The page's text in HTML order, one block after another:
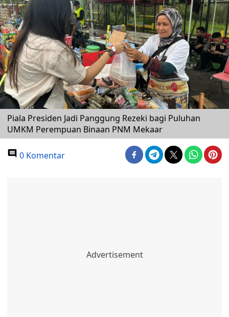
Piala Presiden Jadi Panggung Rezeki bagi Puluhan
UMKM Perempuan Binaan PNM Mekaar
0 Komentar